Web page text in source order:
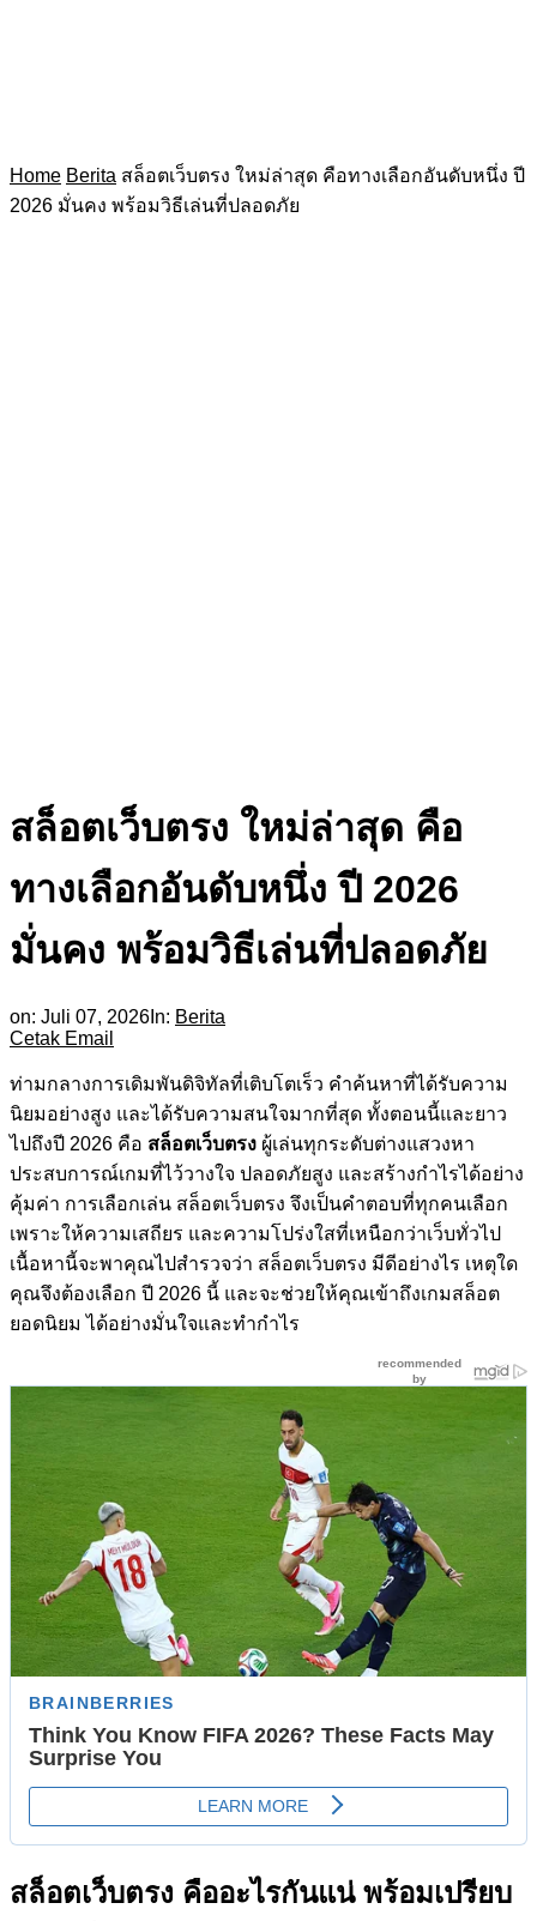
Home Berita สล็อตเว็บตรง ใหม่ล่าสุด คือทางเลือกอันดับหนึ่ง ปี
2026 มั่นคง พร้อมวิธีเล่นที่ปลอดภัย
สล็อตเว็บตรง ใหม่ล่าสุด คือ
ทางเลือกอันดับหนึ่ง ปี 2026
มั่นคง พร้อมวิธีเล่นที่ปลอดภัย
on: Juli 07, 2026 In: Berita
Cetak Email
ท่ามกลางการเดิมพันดิจิทัลที่เติบโตเร็ว คำค้นหาที่ได้รับความ
นิยมอย่างสูง และได้รับความสนใจมากที่สุด ทั้งตอนนี้และยาว
ไปถึงปี 2026 คือ สล็อตเว็บตรง ผู้เล่นทุกระดับต่างแสวงหา
ประสบการณ์เกมที่ไว้วางใจ ปลอดภัยสูง และสร้างกำไรได้อย่าง
คุ้มค่า การเลือกเล่น สล็อตเว็บตรง จึงเป็นคำตอบที่ทุกคนเลือก
เพราะให้ความเสถียร และความโปร่งใสที่เหนือกว่าเว็บทั่วไป
เนื้อหานี้จะพาคุณไปสำรวจว่า สล็อตเว็บตรง มีดีอย่างไร เหตุใด
คุณจึงต้องเลือก ปี 2026 นี้ และจะช่วยให้คุณเข้าถึงเกมสล็อต
ยอดนิยม ได้อย่างมั่นใจและทำกำไร
สล็อตเว็บตรง คืออะไรกันแน่ พร้อมเปรียบ